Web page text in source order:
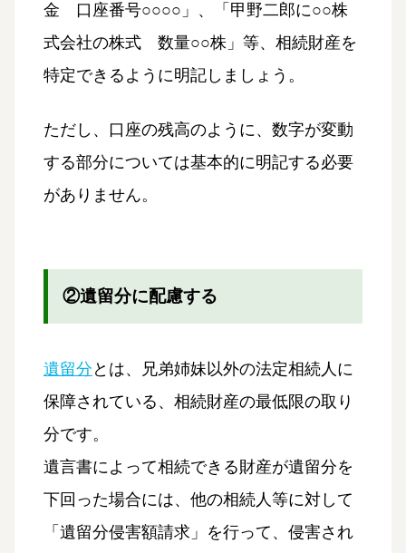
金 口座番号○○○○」、「甲野二郎に○○株
式会社の株式 数量○○株」等、相続財産を
特定できるように明記しましょう。
ただし、口座の残高のように、数字が変動
する部分については基本的に明記する必要
がありません。
②遺留分に配慮する
遺留分 とは、兄弟姉妹以外の法定相続人に
保障されている、相続財産の最低限の取り
分です。
遺言書によって相続できる財産が遺留分を
下回った場合には、他の相続人等に対して
「遺留分侵害額請求」を行って、侵害され